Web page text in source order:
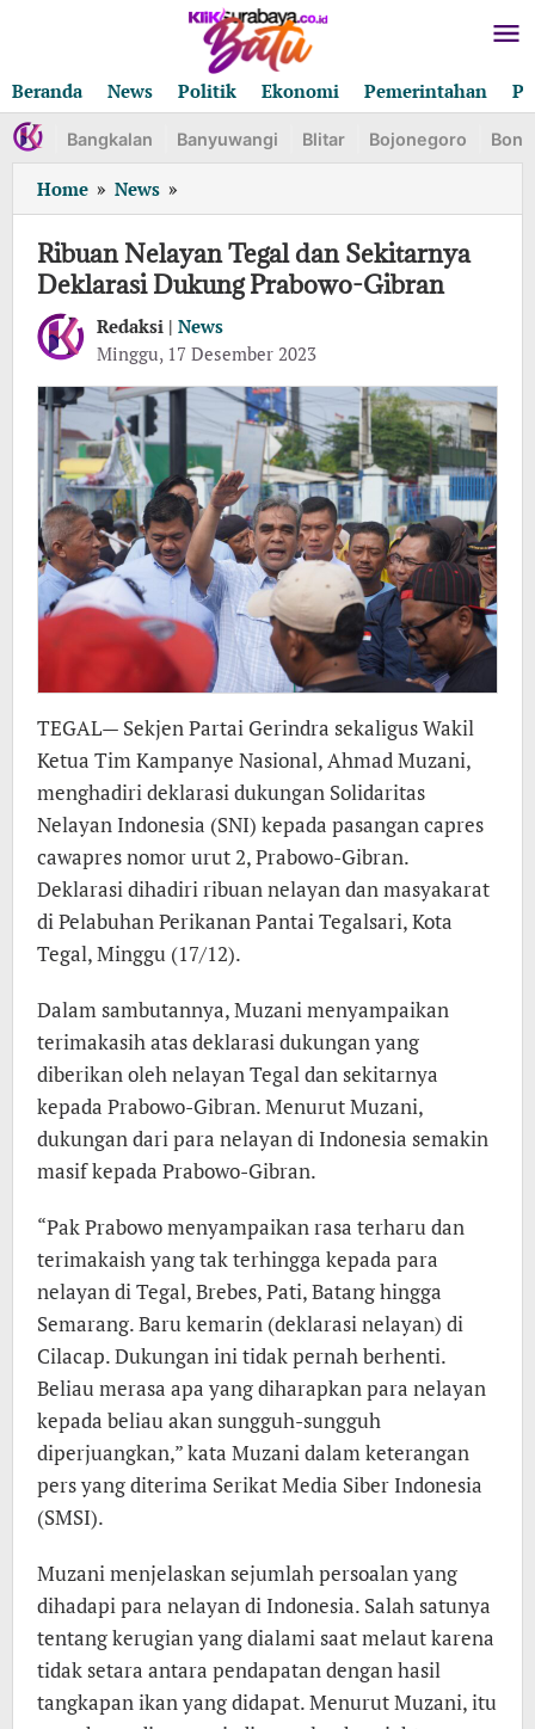
Beranda
News Politik Ekonomi Pemerintahan
Bangkalan Banyuwangi Blitar Bojonegoro
Home » News »
Nelayan
dan
Sekitarnya
Deklarasi
Dukung
Gibran
Ribuan Nelayan Tegal dan Sekitarnya
Deklarasi Dukung Prabowo-Gibran
Redaksi | News
Minggu, 17 Desember 2023
TEGAL— Sekjen Partai Gerindra sekaligus Wakil
Ketua Tim Kampanye Nasional, Ahmad Muzani,
menghadiri deklarasi dukungan Solidaritas
Nelayan Indonesia (SNI) kepada pasangan capres
cawapres nomor urut 2, Prabowo-Gibran.
Deklarasi dihadiri ribuan nelayan dan masyakarat
di Pelabuhan Perikanan Pantai Tegalsari, Kota
Tegal, Minggu (17/12).
Dalam sambutannya, Muzani menyampaikan
terimakasih atas deklarasi dukungan yang
diberikan oleh nelayan Tegal dan sekitarnya
kepada Prabowo-Gibran. Menurut Muzani,
dukungan dari para nelayan di Indonesia semakin
masif kepada Prabowo-Gibran.
“Pak Prabowo menyampaikan rasa terharu dan
terimakaish yang tak terhingga kepada para
nelayan di Tegal, Brebes, Pati, Batang hingga
Semarang. Baru kemarin (deklarasi nelayan) di
Cilacap. Dukungan ini tidak pernah berhenti.
Beliau merasa apa yang diharapkan para nelayan
kepada beliau akan sungguh-sungguh
diperjuangkan,” kata Muzani dalam keterangan
pers yang diterima Serikat Media Siber Indonesia
(SMSI).
Muzani menjelaskan sejumlah persoalan yang
dihadapi para nelayan di Indonesia. Salah satunya
tentang kerugian yang dialami saat melaut karena
tidak setara antara pendapatan dengan hasil
tangkapan ikan yang didapat. Menurut Muzani, itu